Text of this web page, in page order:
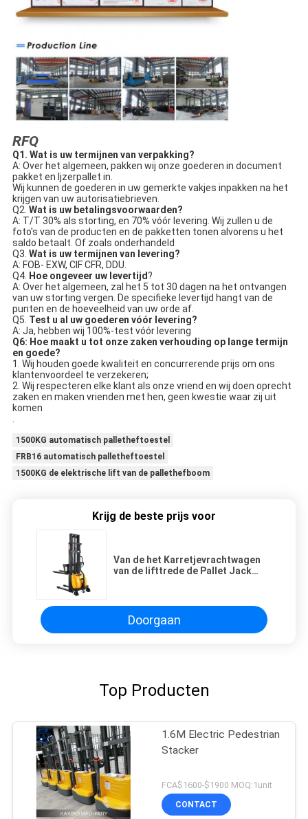
RFQ
Q1. Wat is uw termijnen van verpakking?
A: Over het algemeen, pakken wij onze goederen in document
pakket en Ijzerpallet in.
Wij kunnen de goederen in uw gemerkte vakjes inpakken na het
krijgen van uw autorisatiebrieven.
Q2. Wat is uw betalingsvoorwaarden?
A: T/T 30% als storting, en 70% vóór levering. Wij zullen u de
foto's van de producten en de pakketten tonen alvorens u het
saldo betaalt. Of zoals onderhandeld
Q3. Wat is uw termijnen van levering?
A: FOB- EXW, CIF CFR, DDU.
Q4. Hoe ongeveer uw levertijd?
A: Over het algemeen, zal het 5 tot 30 dagen na het ontvangen
van uw storting vergen. De specifieke levertijd hangt van de
punten en de hoeveelheid van uw orde af.
Q5. Test u al uw goederen vóór levering?
A: Ja, hebben wij 100%-test vóór levering
Q6: Hoe maakt u tot onze zaken verhouding op lange termijn
en goede?
1. Wij houden goede kwaliteit en concurrerende prijs om ons
klantenvoordeel te verzekeren;
2. Wij respecteren elke klant als onze vriend en wij doen oprecht
zaken en maken vrienden met hen, geen kwestie waar zij uit
komen
.
1500KG automatisch palletheftoestel
FRB16 automatisch palletheftoestel
1500KG de elektrische lift van de pallethefboom
Krijg de beste prijs voor
Van de het Karretjevrachtwagen
van de lifttrede de Pallet Jack
Doorgaan
Top Producten
1.6M Electric Pedestrian
Stacker
FCA$1600-$1900 MOQ:1unit
CONTACT